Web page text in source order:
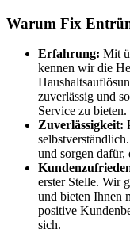
Warum Fix
Erfahrung: Mit
kennen wir die
zuverlässig und
Service zu bieten.
Zuverlässigkeit:
und sorgen dafür,
erster Stelle. Wir
und bieten Ihnen
positive
sich.